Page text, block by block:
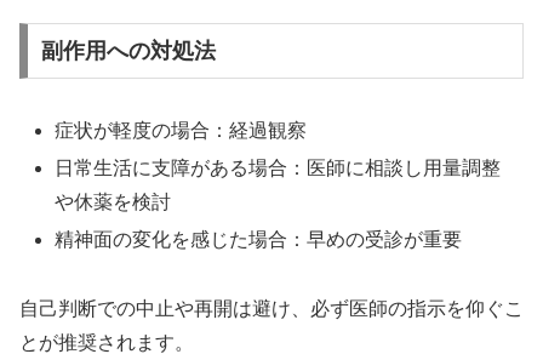
副作用への対処法
症状が軽度の場合：経過観察
日常生活に支障がある場合：医師に相談し用量調整
や休薬を検討
精神面の変化を感じた場合：早めの受診が重要
自己判断での中止や再開は避け、必ず医師の指示を仰ぐこ
とが推奨されます。